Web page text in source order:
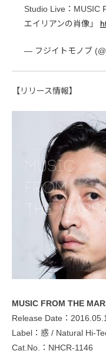
Studio Live：MUSIC
エイリアンの肖像」
— フジイトモノブ
【リリース情報】
MUSIC FROM THE
Release Date：
Label：惑 / Natural Hi-
Cat.No.：NHCR-1146